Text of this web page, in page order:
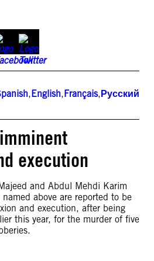
,English,Français,Русский
execution
and Abdul Mehdi Karim
above are reported to be
and execution, after being
this year, for the murder of five